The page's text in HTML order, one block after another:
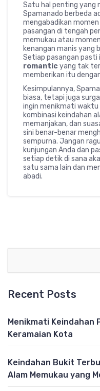
Satu hal penting yang
Spamanado berbeda
mengabadikan
pasangan di tengah
memukau atau
kenangan manis yang
Setiap pasangan pasti
romanticyang tak
memberikan itu
Kesimpulannya,
biasa, tetapi juga
ingin menikmati waktu
kombinasi keindahan
memanjakan, dan
sini benar-benar
sempurna. Jangan
kunjungan Anda dan
setiap detik di sana
satu sama lain dan
abadi.
Recent Posts
Menikmati Keindahan
Keramaian Kota
Keindahan Bukit
Alam Memukau yang